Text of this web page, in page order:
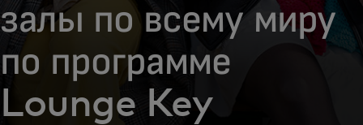
залы по всему миру
по программе
Lounge Key